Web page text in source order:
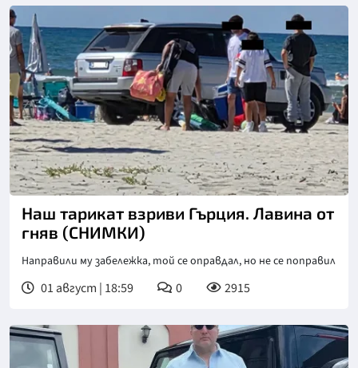
Наш тарикат взриви Гърция. Лавина от
гняв (СНИМКИ)
Направили му забележка, той се оправдал, но не се поправил
01 август | 18:59 0 2915